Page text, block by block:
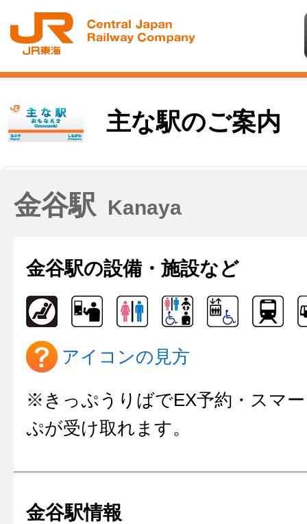
主な駅のご案内
金谷駅 Kanaya
金谷駅の設備・施設など
アイコンの見方
※きっぷうりばでEX予約・スマ
ぷが受け取れます。
金谷駅情報